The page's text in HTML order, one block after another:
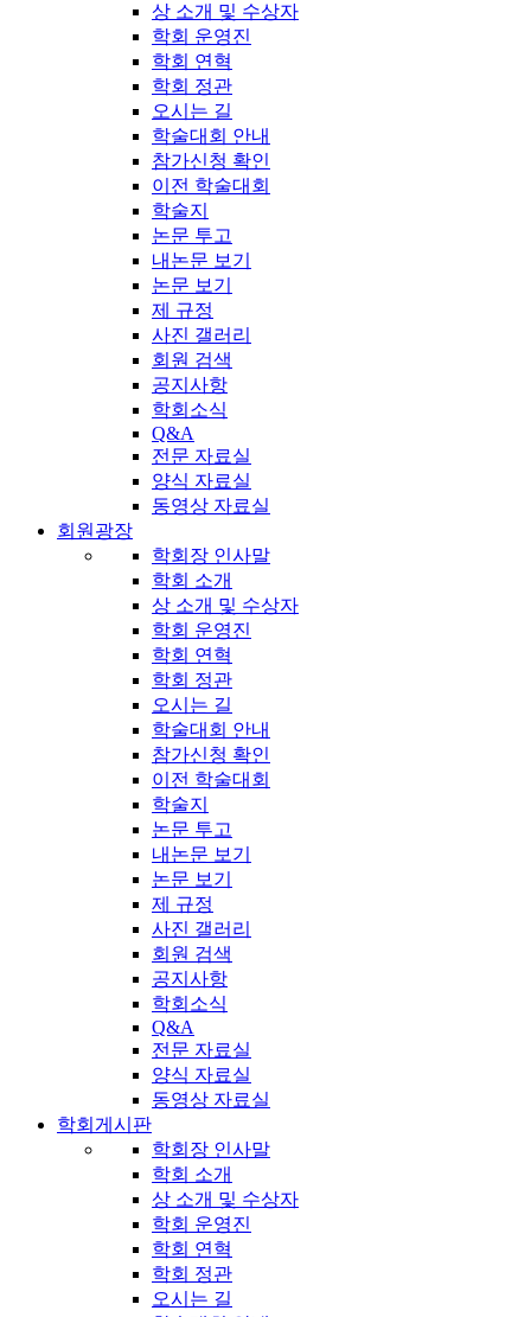
상 소개 및 수상자
학회 운영진
학회 연혁
학회 정관
오시는 길
학술대회 안내
참가신청 확인
이전 학술대회
학술지
논문 투고
내논문 보기
논문 보기
제 규정
사진 갤러리
회원 검색
공지사항
학회소식
Q&A
전문 자료실
양식 자료실
동영상 자료실
회원광장
학회장 인사말
학회 소개
상 소개 및 수상자
학회 운영진
학회 연혁
학회 정관
오시는 길
학술대회 안내
참가신청 확인
이전 학술대회
학술지
논문 투고
내논문 보기
논문 보기
제 규정
사진 갤러리
회원 검색
공지사항
학회소식
Q&A
전문 자료실
양식 자료실
동영상 자료실
학회게시판
학회장 인사말
학회 소개
상 소개 및 수상자
학회 운영진
학회 연혁
학회 정관
오시는 길